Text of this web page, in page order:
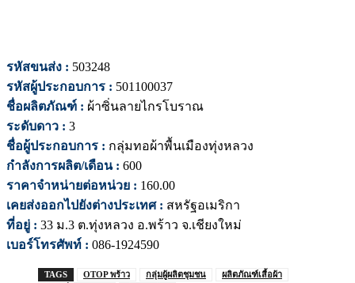
รหัสขนส่ง : 503248
รหัสผู้ประกอบการ : 501100037
ชื่อผลิตภัณฑ์ : ผ้าซิ่นลายไกรโบราณ
ระดับดาว : 3
ชื่อผู้ประกอบการ : กลุ่มทอผ้าพื้นเมืองทุ่งหลวง
กำลังการผลิต/เดือน : 600
ราคาจำหน่ายต่อหน่วย : 160.00
เคยส่งออกไปยังต่างประเทศ : สหรัฐอเมริกา
ที่อยู่ : 33 ม.3 ต.ทุ่งหลวง อ.พร้าว จ.เชียงใหม่
เบอร์โทรศัพท์ : 086-1924590
TAGS OTOP พร้าว กลุ่มผู้ผลิตชุมชน
ผลิตภัณฑ์เสื้อผ้า